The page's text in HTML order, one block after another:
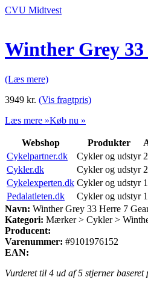
CVU Midtvest
Winther Grey 33
(Læs mere)
3949 kr. (Vis fragtpris)
Læs mere »Køb nu »
Webshop Produkter
Cykelpartner.dk
Cykler og udstyr
Cykler.dk
Cykler og udstyr
Cykelexperten.dk Cykler og udstyr
Pedalatleten.dk
Cykler og udstyr
Navn: Winther Grey 33 Herre 7
Kategori: Mærker > Cykler >
Producent:
Varenummer: #9101976152
EAN:
Vurderet til 4 ud af 5 stjerner baseret